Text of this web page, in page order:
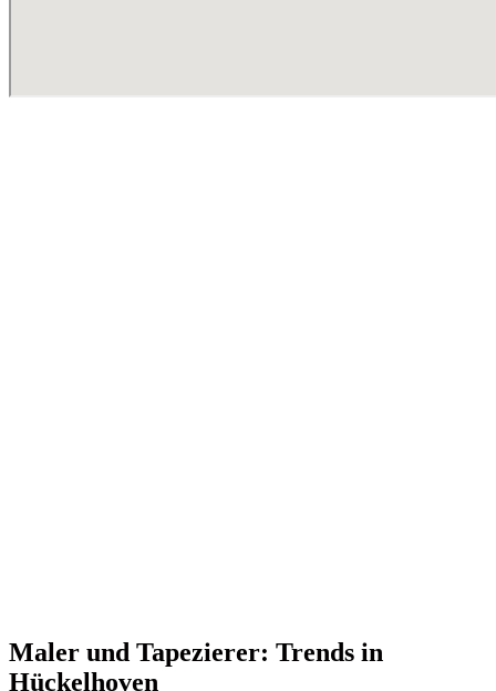
Maler und Tapezierer: Trends in
Hückelhoven